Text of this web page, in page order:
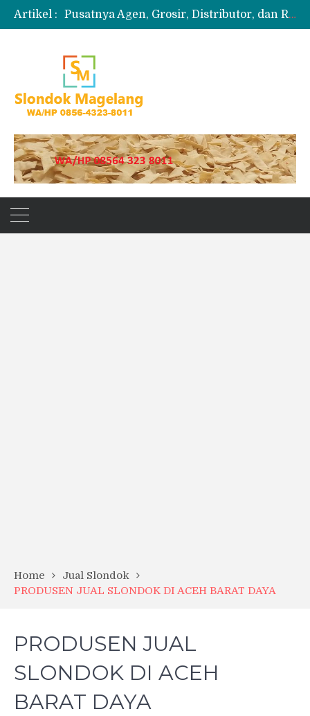
Artikel :
Pusatnya Agen, Grosir, Distributor, dan Reseller Puyur Koin
Produksi Slondok
Jual Puyur Koin Mentah 1 Ball 5 kg
Home
Jual Slondok
PRODUSEN JUAL SLONDOK DI ACEH BARAT DAYA
PRODUSEN JUAL
SLONDOK DI ACEH
BARAT DAYA